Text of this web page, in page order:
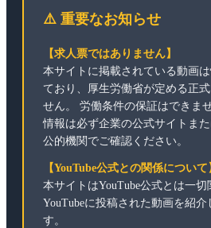
⚠️ 重要なお知らせ
【求人票ではありません】
本サイトに掲載されている動画
ており、厚生労働省が定める正
せん。 労働条件の保証はできま
情報は必ず企業の公式サイトま
公的機関でご確認ください。
【YouTube公式との関係について
本サイトはYouTube公式とは一切
YouTubeに投稿された動画を紹
す。